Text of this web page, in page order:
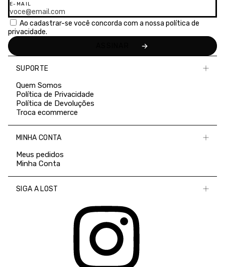
E-MAIL
Ao cadastrar-se você concorda com a nossa política de
privacidade.
SUPORTE
Quem Somos
Política de Privacidade
Política de Devoluções
Troca ecommerce
MINHA CONTA
Meus pedidos
Minha Conta
SIGA A LOST